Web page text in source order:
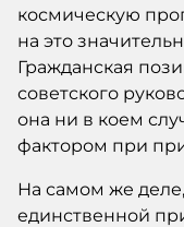
космическую
на это
Гражданская
советского
она ни в коем
фактором при
На самом же
единственной